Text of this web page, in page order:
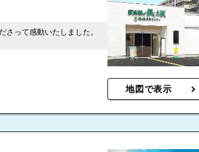
って感動いたしました。
地図で表示